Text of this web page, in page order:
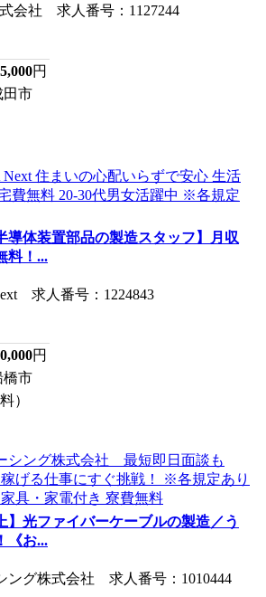
会社 求人番号：1127244
円
田市
導体装置部品の製造スタッフ】月収
料！...
求人番号：1224843
円
橋市
）
】光ファイバーケーブルの製造／う
《お...
ング株式会社 求人番号：1010444